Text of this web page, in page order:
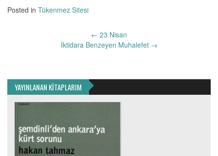
Posted in Tükenmez Sitesi
← 23 Nisan
İktidara Benzeyen Muhalefet →
YAYINLANAN KİTAPLARIM